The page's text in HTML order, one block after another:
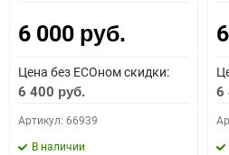
6 000 руб.
Цена без ECOном скидки:
6 400 руб.
Артикул: 66939
В наличии
6